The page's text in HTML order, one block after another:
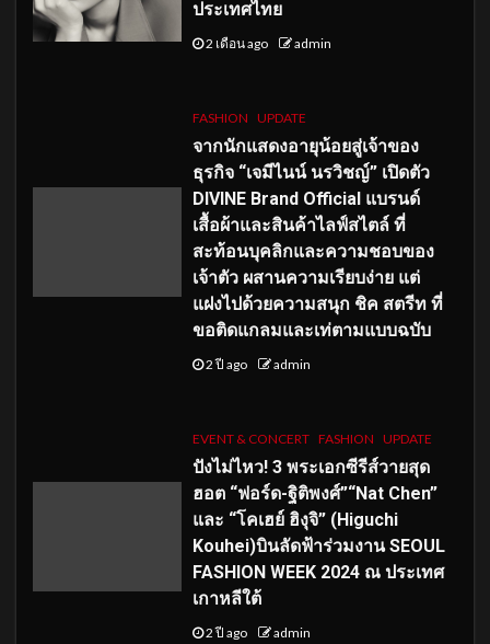
ประเทศไทย
2 เดือน ago admin
FASHION UPDATE
จากนักแสดงอายุน้อยสู่เจ้าของ
ธุรกิจ “เจมีไนน์ นรวิชญ์” เปิดตัว
DIVINE Brand Official แบรนด์
เสื้อผ้าและสินค้าไลฟ์สไตล์ ที่
สะท้อนบุคลิกและความชอบของ
เจ้าตัว ผสานความเรียบง่าย แต่
แฝงไปด้วยความสนุก ชิค สตรีท ที่
ขอติดแกลมและเท่ตามแบบฉบับ
2 ปี ago admin
EVENT & CONCERT FASHION UPDATE
ปังไม่ไหว! 3 พระเอกซีรีส์วายสุด
ฮอต “ฟอร์ด-ฐิติพงศ์”“Nat Chen”
และ “โคเฮย์ ฮิงุจิ” (Higuchi
Kouhei)บินลัดฟ้าร่วมงาน SEOUL
FASHION WEEK 2024 ณ ประเทศ
เกาหลีใต้
2 ปี ago admin